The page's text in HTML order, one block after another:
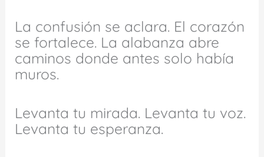
La confusión se aclara. El corazón
se fortalece. La alabanza abre
caminos donde antes solo había
muros.
Levanta tu mirada. Levanta tu voz.
Levanta tu esperanza.